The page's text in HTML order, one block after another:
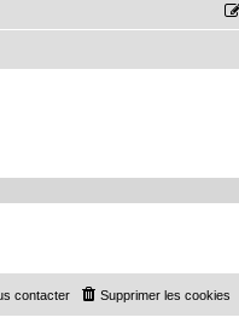
Supprimer les cookies
contacter